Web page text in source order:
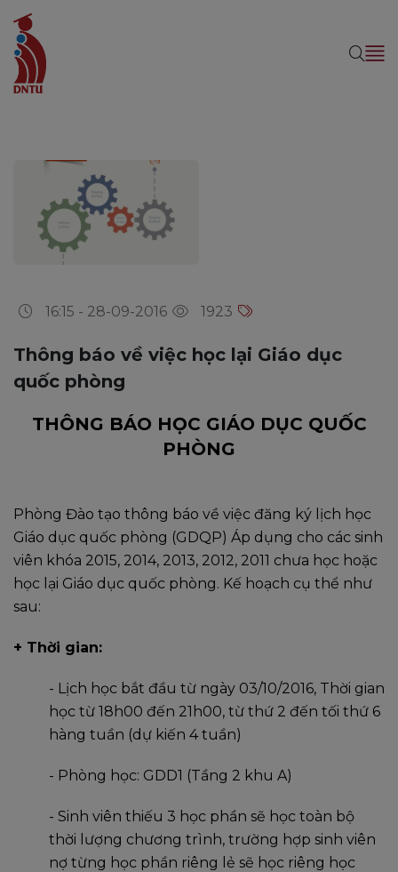
16:15 - 28-09-2016 1923
Thông báo về việc học lại Giáo dục
quốc phòng
THÔNG BÁO HỌC GIÁO DỤC QUỐC
PHÒNG
Phòng Đào tạo thông báo về việc đăng ký lịch học
Giáo dục quốc phòng (GDQP) Áp dụng cho các sinh
viên khóa 2015, 2014, 2013, 2012, 2011 chưa học hoặc
học lại Giáo dục quốc phòng. Kế hoạch cụ thể như
sau:
+ Thời gian:
- Lịch học bắt đầu từ ngày 03/10/2016, Thời gian
học từ 18h00 đến 21h00, từ thứ 2 đến tối thứ 6
hàng tuần (dự kiến 4 tuần)
- Phòng học: GDD1 (Tầng 2 khu A)
- Sinh viên thiếu 3 học phần sẽ học toàn bộ
thời lượng chương trình, trường hợp sinh viên
nợ từng học phần riêng lẻ sẽ học riêng học